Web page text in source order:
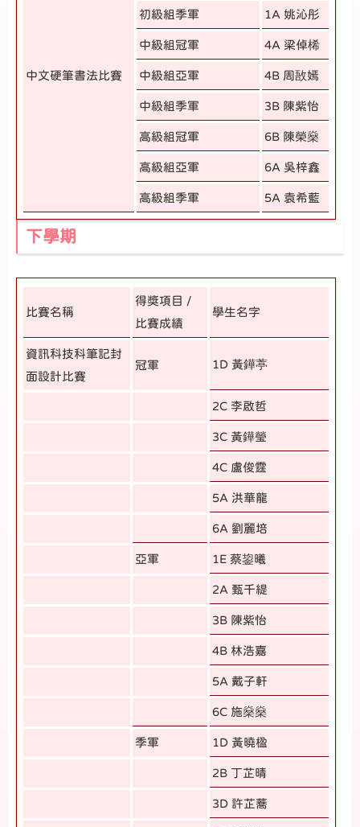
中文硬筆書法比賽
初級組季軍 1A 姚沁彤
中級組冠軍 4A 梁倬桸
中級組亞軍 4B 周敔嫣
中級組季軍 3B 陳紫怡
高級組冠軍 6B 陳榮燊
高級組亞軍 6A 吳梓鑫
高級組季軍 5A 袁希藍
下學期
比賽名稱
得獎項目 /
比賽成績
學生名字
資訊科技科筆記封
面設計比賽
冠軍 1D 黃鏵葶
2C 李啟哲
3C 黃鏵瑩
4C 盧俊霆
5A 洪華龍
6A 劉麗培
亞軍 1E 蔡鋆曦
2A 甄千緹
3B 陳紫怡
4B 林浩嘉
5A 戴子軒
6C 施燊燊
季軍 1D 黃曉楹
2B 丁芷晴
3D 許芷蕎